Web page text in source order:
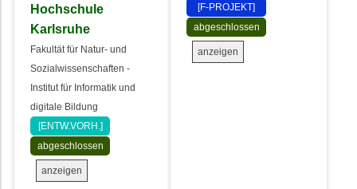
Hochschule
Karlsruhe
Fakultät für Natur- und
Sozialwissenschaften -
Institut für Informatik und
digitale Bildung
[ENTW.VORH.]
abgeschlossen
anzeigen
[F-PROJEKT]
abgeschlossen
anzeigen